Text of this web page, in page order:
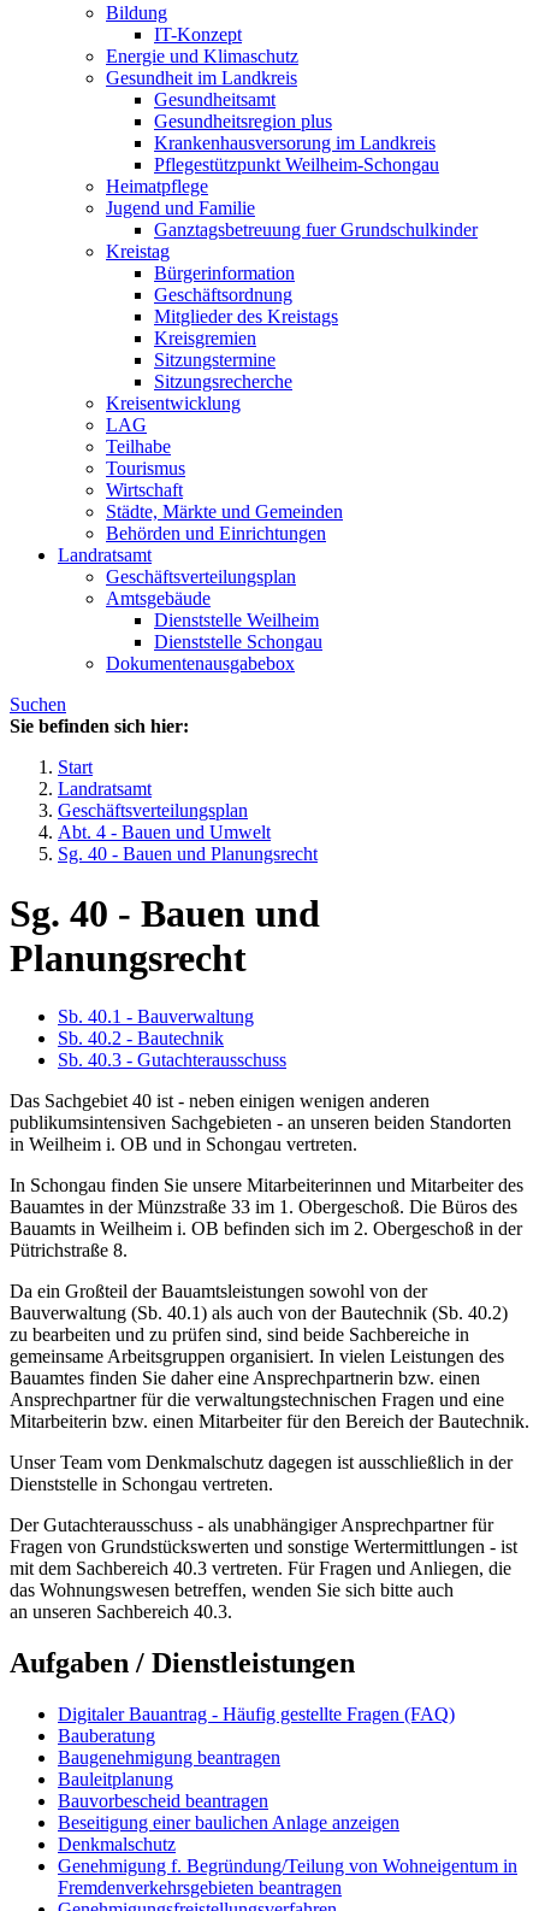
Bildung
IT-Konzept
Energie und Klimaschutz
Gesundheit im Landkreis
Gesundheitsamt
Gesundheitsregion plus
Krankenhausversorung im Landkreis
Pflegestützpunkt Weilheim-Schongau
Heimatpflege
Jugend und Familie
Ganztagsbetreuung fuer Grundschulkinder
Kreistag
Bürgerinformation
Geschäftsordnung
Mitglieder des Kreistags
Kreisgremien
Sitzungstermine
Sitzungsrecherche
Kreisentwicklung
LAG
Teilhabe
Tourismus
Wirtschaft
Städte, Märkte und Gemeinden
Behörden und Einrichtungen
Landratsamt
Geschäftsverteilungsplan
Amtsgebäude
Dienststelle Weilheim
Dienststelle Schongau
Dokumentenausgabebox
Suchen
Sie befinden sich hier:
Start
Landratsamt
Geschäftsverteilungsplan
Abt. 4 - Bauen und Umwelt
Sg. 40 - Bauen und Planungsrecht
Sg. 40 - Bauen und
Planungsrecht
Sb. 40.1 - Bauverwaltung
Sb. 40.2 - Bautechnik
Sb. 40.3 - Gutachterausschuss
Das Sachgebiet 40 ist - neben einigen wenigen anderen
publikumsintensiven Sachgebieten - an unseren beiden Standorten
in Weilheim i. OB und in Schongau vertreten.
In Schongau finden Sie unsere Mitarbeiterinnen und Mitarbeiter des
Bauamtes in der Münzstraße 33 im 1. Obergeschoß. Die Büros des
Bauamts in Weilheim i. OB befinden sich im 2. Obergeschoß in der
Pütrichstraße 8.
Da ein Großteil der Bauamtsleistungen sowohl von der
Bauverwaltung (Sb. 40.1) als auch von der Bautechnik (Sb. 40.2)
zu bearbeiten und zu prüfen sind, sind beide Sachbereiche in
gemeinsame Arbeitsgruppen organisiert. In vielen Leistungen des
Bauamtes finden Sie daher eine Ansprechpartnerin bzw. einen
Ansprechpartner für die verwaltungstechnischen Fragen und eine
Mitarbeiterin bzw. einen Mitarbeiter für den Bereich der Bautechnik.
Unser Team vom Denkmalschutz dagegen ist ausschließlich in der
Dienststelle in Schongau vertreten.
Der Gutachterausschuss - als unabhängiger Ansprechpartner für
Fragen von Grundstückswerten und sonstige Wertermittlungen - ist
mit dem Sachbereich 40.3 vertreten. Für Fragen und Anliegen, die
das Wohnungswesen betreffen, wenden Sie sich bitte auch
an unseren Sachbereich 40.3.
Aufgaben / Dienstleistungen
Digitaler Bauantrag - Häufig gestellte Fragen (FAQ)
Bauberatung
Baugenehmigung beantragen
Bauleitplanung
Bauvorbescheid beantragen
Beseitigung einer baulichen Anlage anzeigen
Denkmalschutz
Genehmigung f. Begründung/Teilung von Wohneigentum in
Fremdenverkehrsgebieten beantragen